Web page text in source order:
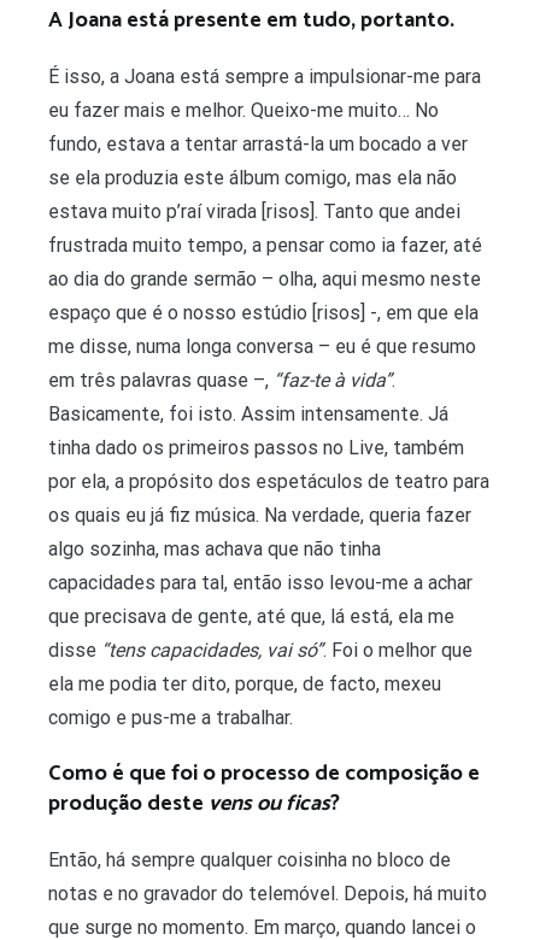
A Joana está presente em tudo, portanto.
É isso, a Joana está sempre a impulsionar-me para
eu fazer mais e melhor. Queixo-me muito… No
fundo, estava a tentar arrastá-la um bocado a ver
se ela produzia este álbum comigo, mas ela não
estava muito p’raí virada [risos]. Tanto que andei
frustrada muito tempo, a pensar como ia fazer, até
ao dia do grande sermão – olha, aqui mesmo neste
espaço que é o nosso estúdio [risos] -, em que ela
me disse, numa longa conversa – eu é que resumo
em três palavras quase –, “faz-te à vida”.
Basicamente, foi isto. Assim intensamente. Já
tinha dado os primeiros passos no Live, também
por ela, a propósito dos espetáculos de teatro para
os quais eu já fiz música. Na verdade, queria fazer
algo sozinha, mas achava que não tinha
capacidades para tal, então isso levou-me a achar
que precisava de gente, até que, lá está, ela me
disse “tens capacidades, vai só”. Foi o melhor que
ela me podia ter dito, porque, de facto, mexeu
comigo e pus-me a trabalhar.
Como é que foi o processo de composição e
produção deste vens ou ficas?
Então, há sempre qualquer coisinha no bloco de
notas e no gravador do telemóvel. Depois, há muito
que surge no momento. Em março, quando lancei o